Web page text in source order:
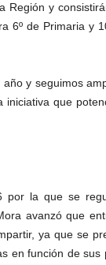
Región y
6º de Primaria y
y seguimos
que
por la que se
avanzó que
ya que se
en función de sus